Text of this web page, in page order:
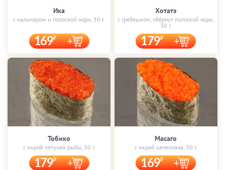
Ика
с кальмаром и полоской нори, 30 г.
169
Хотатэ
с гребешком, обёрнут полоской нори,
30 г.
179
Тобико
с икрой летучей рыбы, 30 г.
179
Масаго
с икрой капеллана, 30 г.
169